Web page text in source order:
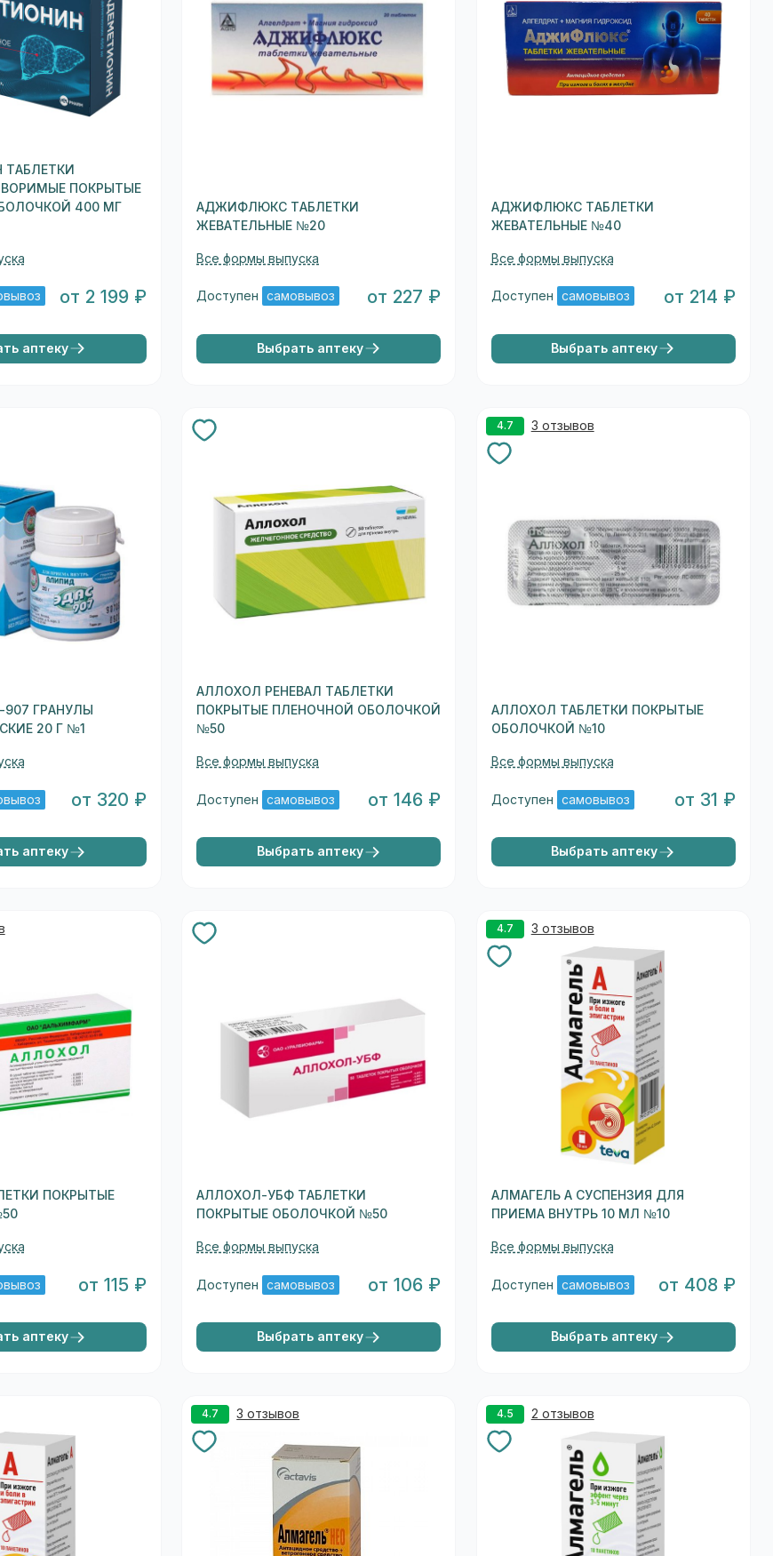
ПОКРЫТЫЕ
400 МГ
от 2 199 ₽
аптеку
АДЖИФЛЮКС ТАБЛЕТКИ
ЖЕВАТЕЛЬНЫЕ №20
Все формы выпуска
Доступен самовывоз от 227 ₽
Выбрать аптеку
АДЖИФЛЮКС ТАБЛЕТКИ
ЖЕВАТЕЛЬНЫЕ №40
Все формы выпуска
Доступен самовывоз от 214 ₽
Выбрать аптеку
ГРАНУЛЫ
20 Г №1
от 320 ₽
аптеку
АЛЛОХОЛ РЕНЕВАЛ ТАБЛЕТКИ
ПОКРЫТЫЕ ПЛЕНОЧНОЙ ОБОЛОЧКОЙ
№50
Все формы выпуска
Доступен самовывоз от 146 ₽
Выбрать аптеку
4.7 3 отзывов
АЛЛОХОЛ ТАБЛЕТКИ ПОКРЫТЫЕ
ОБОЛОЧКОЙ №10
Все формы выпуска
Доступен самовывоз от 31 ₽
Выбрать аптеку
ПОКРЫТЫЕ
от 115 ₽
аптеку
АЛЛОХОЛ-УБФ ТАБЛЕТКИ
ПОКРЫТЫЕ ОБОЛОЧКОЙ №50
Все формы выпуска
Доступен самовывоз от 106 ₽
Выбрать аптеку
4.7 3 отзывов
АЛМАГЕЛЬ А СУСПЕНЗИЯ ДЛЯ
ПРИЕМА ВНУТРЬ 10 МЛ №10
Все формы выпуска
Доступен самовывоз от 408 ₽
Выбрать аптеку
4.7 3 отзывов 4.5 2 отзывов